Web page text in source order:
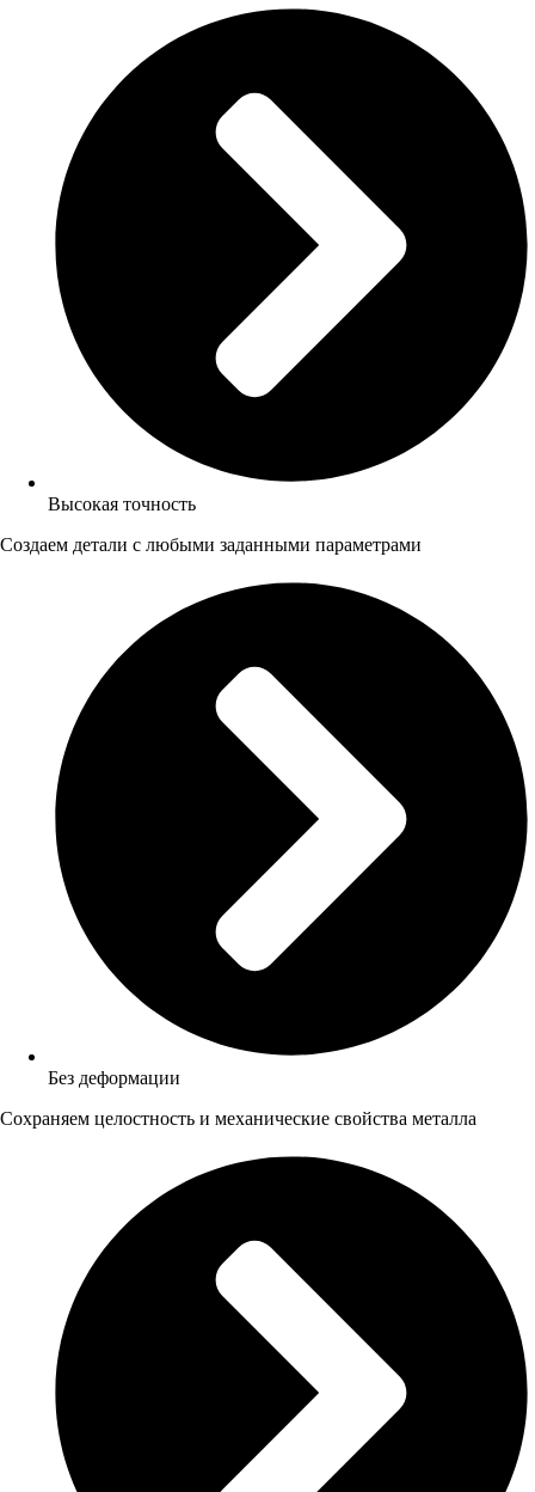
Высокая точность
Создаем детали с любыми заданными параметрами
Без деформации
Сохраняем целостность и механические свойства металла